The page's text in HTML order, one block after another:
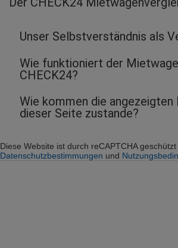
Unser Selbstverständnis als
Wie funktioniert der
CHECK24?
Wie kommen die angezeigten
dieser Seite zustande?
Diese Website ist durch reCAPTCHA
Datenschutzbestimmungen und